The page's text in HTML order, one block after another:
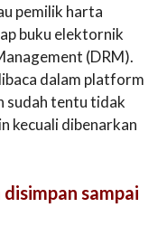
pemilik harta
buku elektornik
(DRM).
dalam platform
sudah tentu tidak
kecuali dibenarkan
sampai